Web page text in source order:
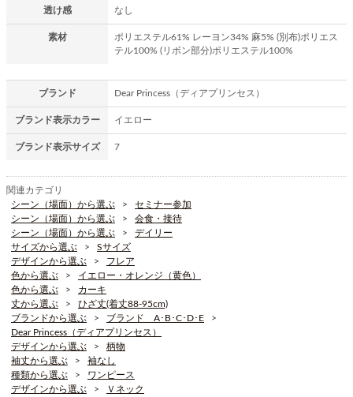
透け感 なし
素材
ポリエステル61% レーヨン34% 麻5% (別布)ポリエス
テル100% (リボン部分)ポリエステル100%
ブランド Dear Princess（ディアプリンセス）
ブランド表示カラー イエロー
ブランド表示サイズ 7
関連カテゴリ
シーン（場面）から選ぶ
セミナー参加
シーン（場面）から選ぶ
会食・接待
シーン（場面）から選ぶ
デイリー
サイズから選ぶ
Sサイズ
デザインから選ぶ
フレア
色から選ぶ
イエロー・オレンジ（黄色）
色から選ぶ
カーキ
丈から選ぶ
ひざ丈(着丈88-95cm)
ブランドから選ぶ
ブランド A･B･C･D･E
Dear Princess（ディアプリンセス）
デザインから選ぶ
柄物
袖丈から選ぶ
袖なし
種類から選ぶ
ワンピース
デザインから選ぶ
Ｖネック